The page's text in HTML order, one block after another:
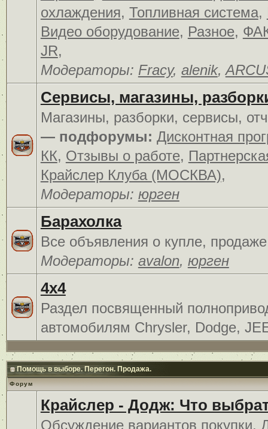
охлаждения, Топливная система,
Видео оборудование, Разное,
JR,
Модераторы: Fracy, alenik,
Сервисы, магазины,
Магазины, разборки, сервисы,
— подфорумы: Дисконтная
КК, Отзывы о работе,
Крайслер Клуба (МОСКВА),
Модераторы: юрген
Барахолка
Все объявления о купле,
Модераторы: avalon, юрген
4x4
Раздел посвященный
автомобилям Chrysler, Dodge,
Помощь в выборе. Перегон. Продажа.
Форум
Крайслер - Додж: Что
Обсуждение вариантов покупки.